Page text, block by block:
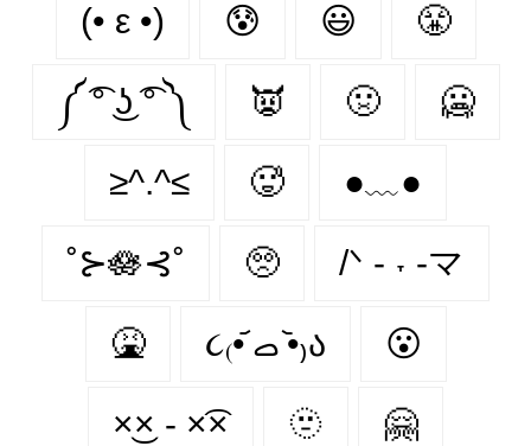
(• ε •) 😰 😃 😤
༼ ͡° ͜ʖ ͡° ༽ 👿 🤢 🥶
≥^.^≤ 🥵 ●﹏●
˚⊱🪷⊰˚ 🥺 /ᐠ - ˕ -マ
🤮 ૮₍•᷄ ࡇ •᷅₎ა 😮‍
×͜× - ×͡× 🫥 🤗